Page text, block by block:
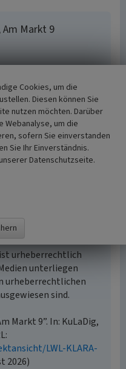
Am Markt 9
urheberrechtlich
unterliegen
urheberrechtlichen
sind.
Markt 9”. In: KuLaDig,
LWL-KLARA-
2026)
Cookies, um die
Diesen können Sie
nutzen möchten. Darüber
Webanalyse, um die
sofern Sie einverstanden
Sie Ihr Einverständnis.
Datenschutzseite.